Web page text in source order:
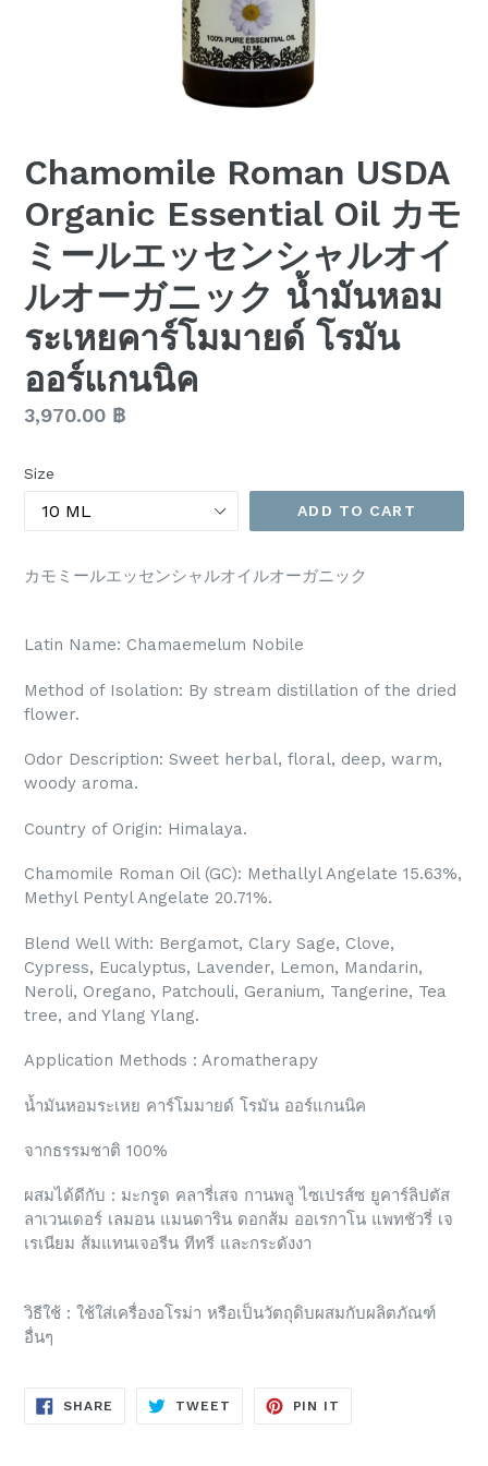
Chamomile Roman USDA
Organic Essential Oil カモ
ミールエッセンシャルオイ
ルオーガニック น้ำมันหอม
ระเหยคาร์โมมายด์ โรมัน
ออร์แกนนิค
Regular
3,970.00 ฿
Size
ADD TO CART
カモミールエッセンシャルオイルオーガニック
Latin Name: Chamaemelum Nobile
Method of Isolation: By stream distillation of the dried
flower.
Odor Description: Sweet herbal, floral, deep, warm,
woody aroma.
Country of Origin: Himalaya.
Chamomile Roman Oil (GC): Methallyl Angelate 15.63%,
Methyl Pentyl Angelate 20.71%.
Blend Well With: Bergamot, Clary Sage, Clove,
Cypress, Eucalyptus, Lavender, Lemon, Mandarin,
Neroli, Oregano, Patchouli, Geranium, Tangerine, Tea
tree, and Ylang Ylang.
Application Methods : Aromatherapy
น้ำมันหอมระเหย คาร์โมมายด์ โรมัน ออร์แกนนิค
จากธรรมชาติ 100%
ผสมได้ดีกับ : มะกรูด คลารี่เสจ กานพลู ไซเปรส์ซ ยูคาร์ลิปตัส
ลาเวนเดอร์ เลมอน แมนดาริน ดอกส้ม ออเรกาโน แพทชัวรี่ เจ
เรเนียม ส้มแทนเจอรีน ทีทรี และกระดังงา
วิธีใช้ : ใช้ใส่เครื่องอโรม่า หรือเป็นวัตถุดิบผสมกับผลิตภัณฑ์
อื่นๆ
SHARE SHARE
TWEET TWEET
PIN IT